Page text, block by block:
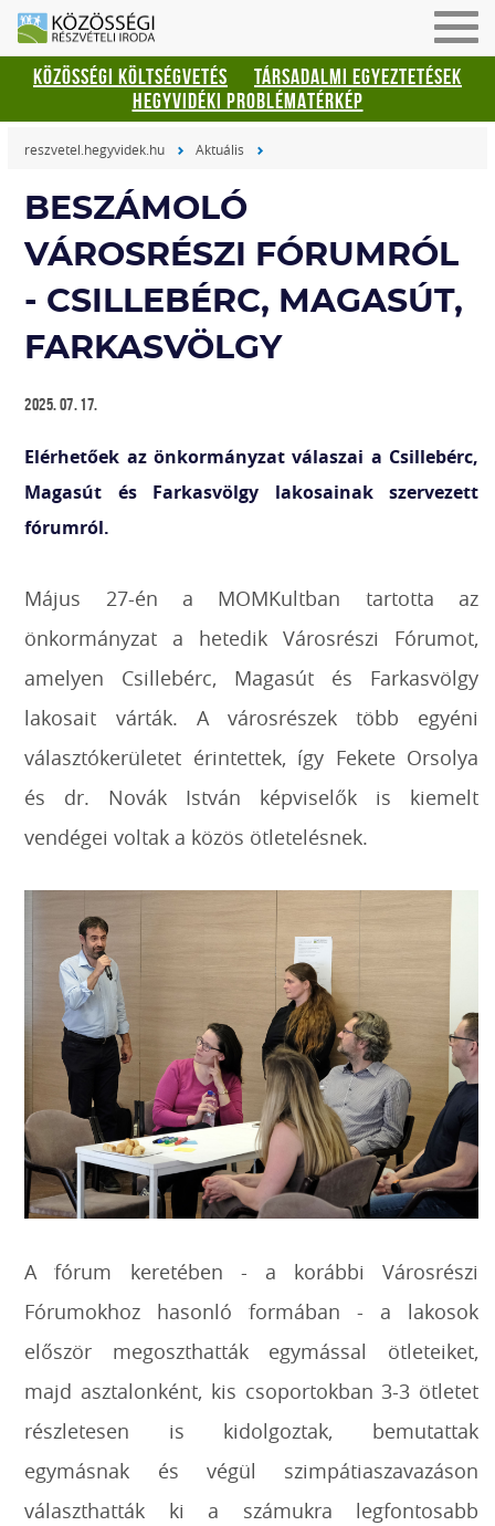
be-
vagy
KÖZÖSSÉGI KÖLTSÉGVETÉS
TÁRSADALMI EGYEZTETÉSEK
HEGYVIDÉKI PROBLÉMATÉRKÉP
reszvetel.hegyvidek.hu Aktuális
BESZÁMOLÓ
VÁROSRÉSZI FÓRUMRÓL
- CSILLEBÉRC, MAGASÚT,
FARKASVÖLGY
2025. 07. 17.
Elérhetőek az önkormányzat válaszai a Csillebérc,
Magasút és Farkasvölgy lakosainak szervezett
fórumról.
Május 27-én a MOMKultban tartotta az
önkormányzat a hetedik Városrészi Fórumot,
amelyen Csillebérc, Magasút és Farkasvölgy
lakosait várták. A városrészek több egyéni
választókerületet érintettek, így Fekete Orsolya
és dr. Novák István képviselők is kiemelt
vendégei voltak a közös ötletelésnek.
A fórum keretében - a korábbi Városrészi
Fórumokhoz hasonló formában - a lakosok
először megoszthatták egymással ötleteiket,
majd asztalonként, kis csoportokban 3-3 ötletet
részletesen is kidolgoztak, bemutattak
egymásnak és végül szimpátiaszavazáson
választhatták ki a számukra legfontosabb